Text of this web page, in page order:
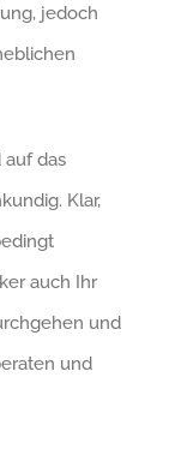
jedoch
auf das
Klar,
auch Ihr
und
und